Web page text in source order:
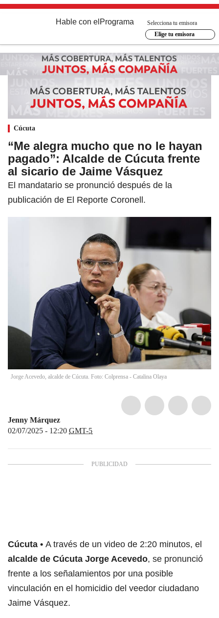
Hable con el Programa
Selecciona tu emisora
Elige tu emisora
Cúcuta
“Me alegra mucho que no le hayan
pagado”: Alcalde de Cúcuta frente
al sicario de Jaime Vásquez
El mandatario se pronunció después de la
publicación de El Reporte Coronell.
Jorge Acevedo, alcalde de Cúcuta. Foto: Colprensa - Catalina Olaya
Jenny Márquez
02/07/2025 - 12:20 GMT-5
Cúcuta
A través de un video de 2:20 minutos, el
alcalde de Cúcuta Jorge Acevedo, se pronunció
frente a los señalamientos por una posible
vinculación en el homicidio del veedor ciudadano
Jaime Vásquez.